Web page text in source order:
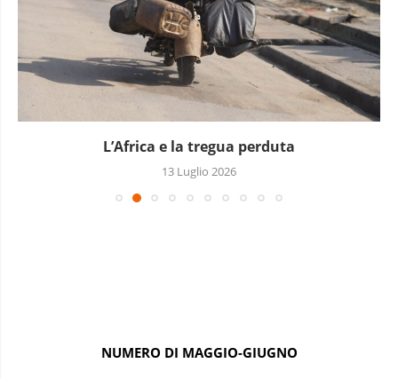
L’Africa e la tregua perduta
13 Luglio 2026
NUMERO DI MAGGIO-GIUGNO